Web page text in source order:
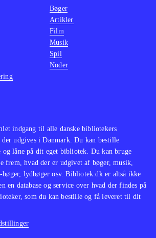
indgang til alle danske bibliotekers
udgives i Danmark. Du kan bestille
og låne på dit eget bibliotek. Du kan bruge
frem, hvad der er udgivet af bøger, musik,
lydbøger osv. Bibliotek.dk er altså ikke
en database og service over hvad der findes på
som du kan bestille og få leveret til dit
Bøger
Artikler
Film
Musik
Spil
Noder